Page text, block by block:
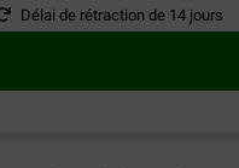
Délai de rétraction de 14 jours